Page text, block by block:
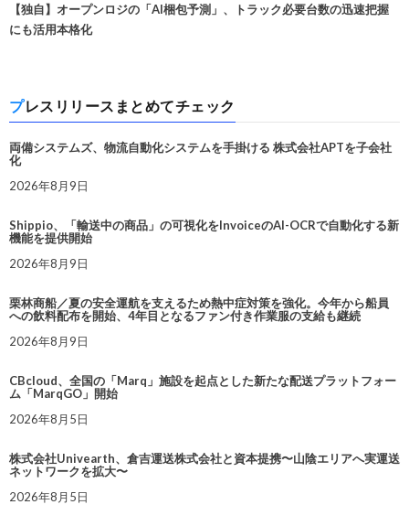
【独自】オープンロジの「AI梱包予測」、トラック必要台数の迅速把握
にも活用本格化
プレスリリースまとめてチェック
両備システムズ、物流自動化システムを手掛ける 株式会社APTを子会社
化
2026年8月9日
Shippio、「輸送中の商品」の可視化をInvoiceのAI-OCRで自動化する新
機能を提供開始
2026年8月9日
栗林商船／夏の安全運航を支えるため熱中症対策を強化。今年から船員
への飲料配布を開始、4年目となるファン付き作業服の支給も継続
2026年8月9日
CBcloud、全国の「Marq」施設を起点とした新たな配送プラットフォー
ム「MarqGO」開始
2026年8月5日
株式会社Univearth、倉吉運送株式会社と資本提携〜山陰エリアへ実運送
ネットワークを拡大〜
2026年8月5日